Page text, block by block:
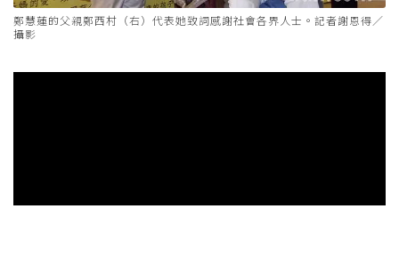
鄭慧蓮的父親鄭西村（右）代表她致詞感謝社會各界人士。記者謝恩得／
攝影